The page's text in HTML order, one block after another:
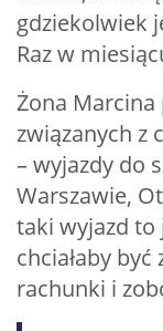
gdziekolwiek
Raz w
Żona
związanych z
– wyjazdy do
Warszawie,
taki wyjazd to
chciałaby być
rachunki i